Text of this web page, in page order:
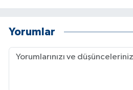
Yorumlar